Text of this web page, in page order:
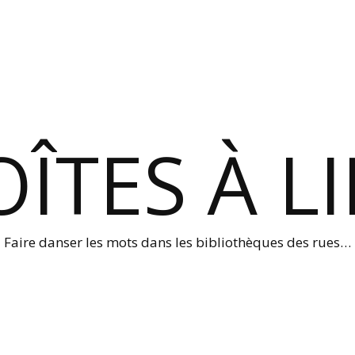
À
Faire danser les mots dans les bibliothèques des rues…